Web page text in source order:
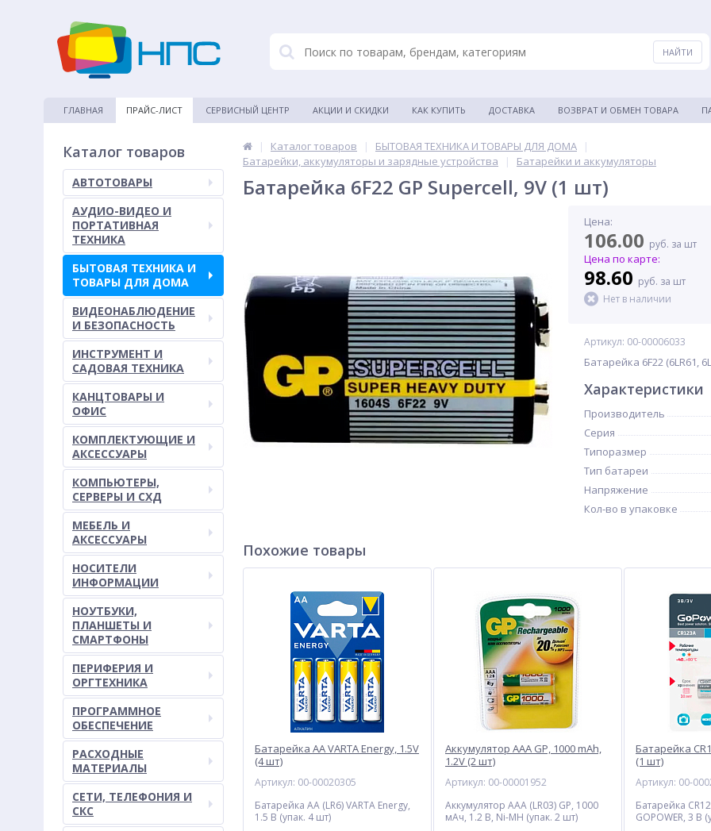
ГЛАВНАЯ ПРАЙС-ЛИСТ СЕРВИСНЫЙ ЦЕНТР АКЦИИ И СКИДКИ КАК КУПИТЬ ДОСТАВКА ВОЗВРАТ И ОБМЕН ТОВАРА
Каталог товаров
АВТОТОВАРЫ
АУДИО-ВИДЕО И
ПОРТАТИВНАЯ
ТЕХНИКА
БЫТОВАЯ ТЕХНИКА И
ТОВАРЫ ДЛЯ ДОМА
ВИДЕОНАБЛЮДЕНИЕ
И БЕЗОПАСНОСТЬ
ИНСТРУМЕНТ И
САДОВАЯ ТЕХНИКА
КАНЦТОВАРЫ И
ОФИС
КОМПЛЕКТУЮЩИЕ И
АКСЕССУАРЫ
КОМПЬЮТЕРЫ,
СЕРВЕРЫ И СХД
МЕБЕЛЬ И
АКСЕССУАРЫ
НОСИТЕЛИ
ИНФОРМАЦИИ
НОУТБУКИ,
ПЛАНШЕТЫ И
СМАРТФОНЫ
ПЕРИФЕРИЯ И
ОРГТЕХНИКА
ПРОГРАММНОЕ
ОБЕСПЕЧЕНИЕ
РАСХОДНЫЕ
МАТЕРИАЛЫ
СЕТИ, ТЕЛЕФОНИЯ И
СКС
| Каталог товаров | БЫТОВАЯ ТЕХНИКА И ТОВАРЫ ДЛЯ ДОМА
|
Батарейки, аккумуляторы и зарядные устройства
| Батарейки и аккумуляторы
Батарейка 6F22 GP Supercell, 9V (1 шт)
Цена:
106.00 руб. за шт
Цена по карте:
98.60 руб. за шт
Нет в наличии
Артикул: 00-00006033
Батарейка 6F22 (6LR61,
Характеристики
Производитель
Серия
Типоразмер
Тип батареи
Напряжение
Кол-во в упаковке
Похожие товары
Батарейка AA VARTA Energy, 1.5V
(4 шт)
Артикул: 00-00020305
Батарейка AA (LR6) VARTA Energy,
1.5 В (упак. 4 шт)
Аккумулятор AAA GP, 1000 mAh,
1.2V (2 шт)
Артикул: 00-00001952
Аккумулятор AAA (LR03) GP, 1000
мАч, 1.2 В, Ni-MH (упак. 2 шт)
Батарейка
(1 шт)
Артикул: 00-
Батарейка
GOPOWER, 3 В